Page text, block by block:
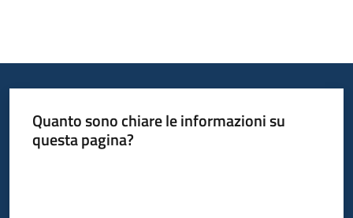
Quanto sono chiare le informazioni su
questa pagina?